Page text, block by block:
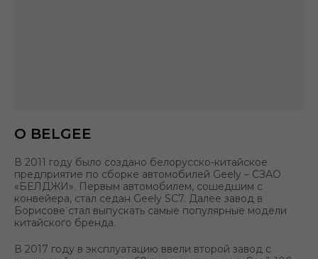
О BELGEE
В 2011 году было создано белорусско-китайское
предприятие по сборке автомобилей Geely – СЗАО
«БЕЛДЖИ». Первым автомобилем, сошедшим с
конвейера, стал седан Geely SC7. Далее завод в
Борисове стал выпускать самые популярные модели
китайского бренда.
В 2017 году в эксплуатацию ввели второй завод с